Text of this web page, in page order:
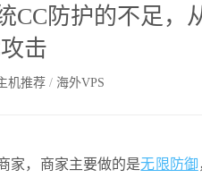
CC防护的不足，
击
机推荐 / 海外VPS
家，商家主要做的是无限防御